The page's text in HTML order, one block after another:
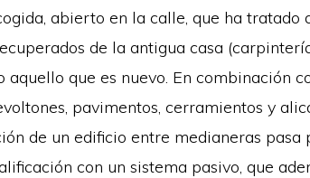
abierto en la calle, que ha tratado
de la antigua casa
que es nuevo. En combinación
pavimentos, cerramientos y
de un edificio entre medianeras pasa
con un sistema pasivo, que